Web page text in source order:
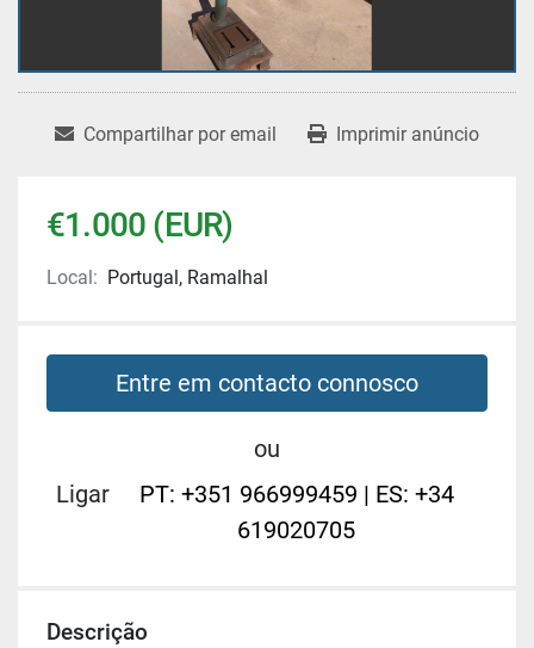
Compartilhar por email Imprimir anúncio
€1.000 (EUR)
Local: Portugal, Ramalhal
Entre em contacto connosco
ou
Ligar
PT: +351 966999459 | ES: +34
619020705
Descrição